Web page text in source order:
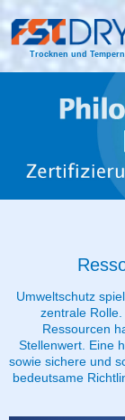
Trocknen und
Umweltschutz
zentrale
Ressourcen
Stellenwert. Eine
sowie sichere und
bedeutsame